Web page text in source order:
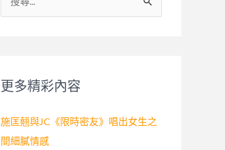
尋
:更多精彩內容
施匡翹與JC《限時密友》唱出女生之
間細膩情感